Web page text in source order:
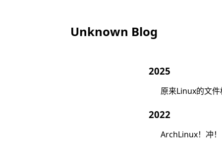
Unknown Blog
2025
原来Linux的文
2022
ArchLinux！冲！